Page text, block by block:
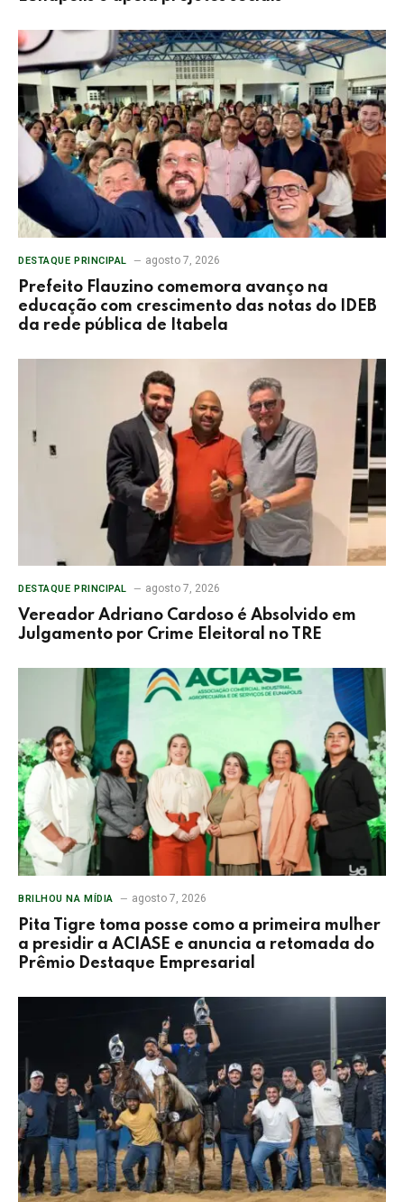
DESTAQUE PRINCIPAL agosto 7, 2026
Prefeito Flauzino comemora avanço na
educação com crescimento das notas do IDEB
da rede pública de Itabela
DESTAQUE PRINCIPAL agosto 7, 2026
Vereador Adriano Cardoso é Absolvido em
Julgamento por Crime Eleitoral no TRE
BRILHOU NA MÍDIA agosto 7, 2026
Pita Tigre toma posse como a primeira mulher
a presidir a ACIASE e anuncia a retomada do
Prêmio Destaque Empresarial